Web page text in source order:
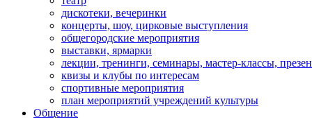
дискотеки, вечеринки
концерты, шоу, цирковые выступления
общегородские мероприятия
выставки, ярмарки
лекции, тренинги, семинары, мастер-классы,
квизы и клубы по интересам
спортивные мероприятия
план мероприятий учреждений культуры
Общение